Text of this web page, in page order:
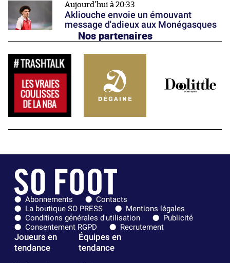
Aujourd'hui à 20:33
Akliouche envoie un émouvant
message d'adieux aux Monégasques
Nos partenaires
Abonnements
Contacts
La boutique SO PRESS
Mentions légales
Conditions générales d'utilisation
Publicité
Consentement RGPD
Recrutement
Joueurs en
tendance
Équipes en
tendance